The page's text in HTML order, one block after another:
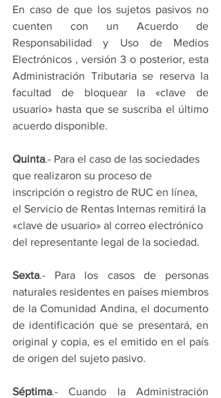
En caso de que los sujetos pasivos no
cuenten con un Acuerdo de
Responsabilidad y Uso de Medios
Electrónicos , versión 3 o posterior, esta
Administración Tributaria se reserva la
facultad de bloquear la «clave de
usuario» hasta que se suscriba el último
acuerdo disponible.
Quinta.- Para el caso de las sociedades
que realizaron su proceso de
inscripción o registro de RUC en línea,
el Servicio de Rentas Internas remitirá la
«clave de usuario» al correo electrónico
del representante legal de la sociedad.
Sexta.- Para los casos de personas
naturales residentes en países miembros
de la Comunidad Andina, el documento
de identificación que se presentará, en
original y copia, es el emitido en el país
de origen del sujeto pasivo.
Séptima.- Cuando la Administración